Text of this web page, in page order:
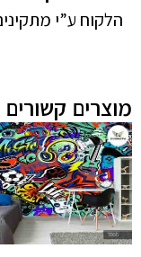
הלקוח ע”י
מוצרים קשורים